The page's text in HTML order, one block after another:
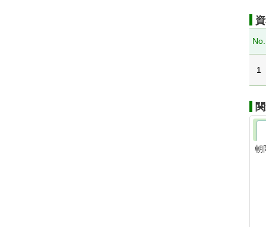
No.
1
朝